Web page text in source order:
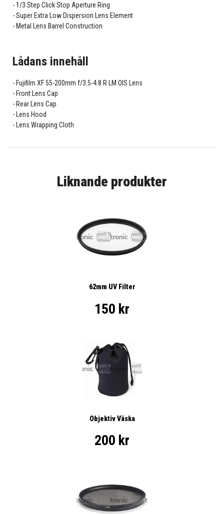
1/3 Step Click Stop Aperture Ring
Super Extra Low Dispersion Lens Element
Metal Lens Barrel Construction
Lådans innehåll
Fujifilm XF 55-200mm f/3.5-4.8 R LM OIS Lens
Front Lens Cap
Rear Lens Cap
Lens Hood
Lens Wrapping Cloth
Liknande produkter
62mm UV Filter
150 kr
Objektiv Väska
200 kr